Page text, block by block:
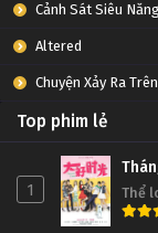
Cảnh Sát Siêu
Altered
Chuyện Xảy Ra
Top phim lẻ
1 Thể